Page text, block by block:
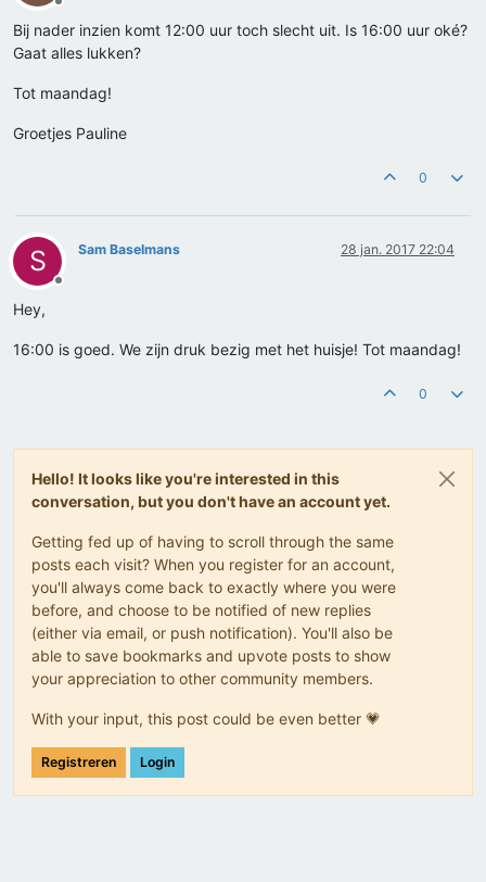
Offline
Bij nader inzien komt 12:00 uur toch slecht uit. Is 16:00 uur oké?
Gaat alles lukken?
Tot maandag!
Groetjes Pauline
0
S
Offline
Sam Baselmans 28 jan. 2017 22:04
Hey,
16:00 is goed. We zijn druk bezig met het huisje! Tot maandag!
0
Hello! It looks like you're interested in this
conversation, but you don't have an account yet.
Getting fed up of having to scroll through the same
posts each visit? When you register for an account,
you'll always come back to exactly where you were
before, and choose to be notified of new replies
(either via email, or push notification). You'll also be
able to save bookmarks and upvote posts to show
your appreciation to other community members.
With your input, this post could be even better 💗
Registreren Login